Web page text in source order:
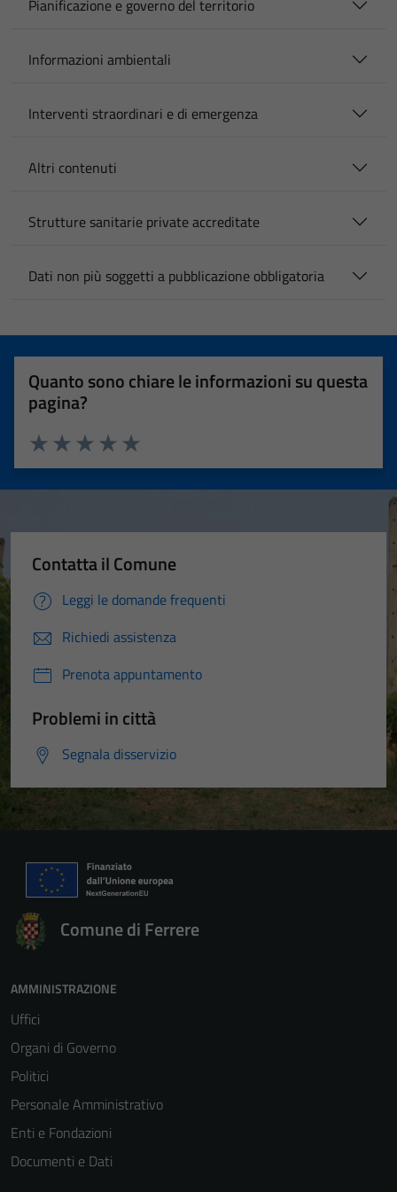
Pianificazione e governo del territorio
Informazioni ambientali
Interventi straordinari e di emergenza
Altri contenuti
Strutture sanitarie private accreditate
Dati non più soggetti a pubblicazione obbligatoria
Quanto sono chiare le informazioni su questa
pagina?
Valuta 5 stelle su 5
Valuta 4 stelle su 5
Valuta 3 stelle su 5
Valuta 2 stelle su 5
Valuta 1 stelle su 5
Contatta il Comune
Leggi le domande frequenti
Richiedi assistenza
Prenota appuntamento
Problemi in città
Segnala disservizio
Comune di Ferrere
AMMINISTRAZIONE
Uffici
Organi di Governo
Politici
Personale Amministrativo
Enti e Fondazioni
Documenti e Dati